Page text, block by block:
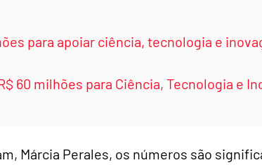
para apoiar ciência, tecnologia e
60 milhões para Ciência, Tecnologia e
Márcia Perales, os números são